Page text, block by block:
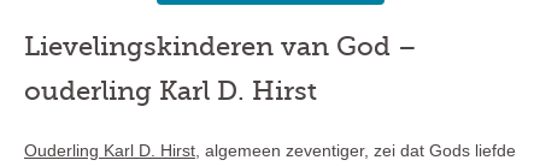
Lievelingskinderen van God –
ouderling Karl D. Hirst
Ouderling Karl D. Hirst , algemeen zeventiger, zei dat Gods liefde